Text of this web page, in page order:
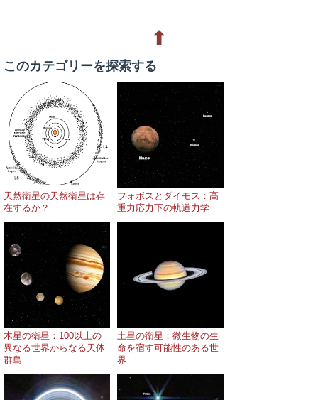
⬆
このカテゴリーを探索する
天然衛星の天然衛星は存
在するか？
フォボスとダイモス：高
重力応力下の軌道力学
木星の衛星：100以上の
異なる世界からなる天体
群島
土星の衛星：微生物の生
命を宿す可能性のある世
界